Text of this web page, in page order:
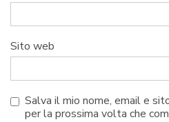
Sito web
Salva il mio nome, email e
per la prossima volta che